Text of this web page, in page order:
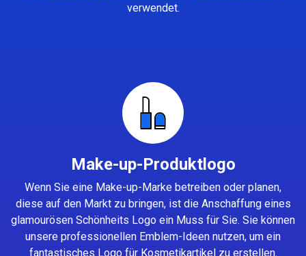
verwendet.
Make-up-Produktlogo
Wenn Sie eine Make-up-Marke betreiben oder planen,
diese auf den Markt zu bringen, ist die Anschaffung eines
glamourösen Schönheits Logo ein Muss für Sie. Sie können
unsere professionellen Emblem-Ideen nutzen, um ein
fantastisches Logo für Kosmetikartikel zu erstellen.